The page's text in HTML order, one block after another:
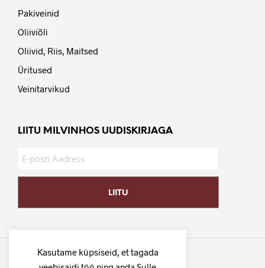
Pakiveinid
Oliiviõli
Oliivid, Riis, Maitsed
Üritused
Veinitarvikud
LIITU MILVINHOS UUDISKIRJAGA
Kasutame küpsiseid, et tagada